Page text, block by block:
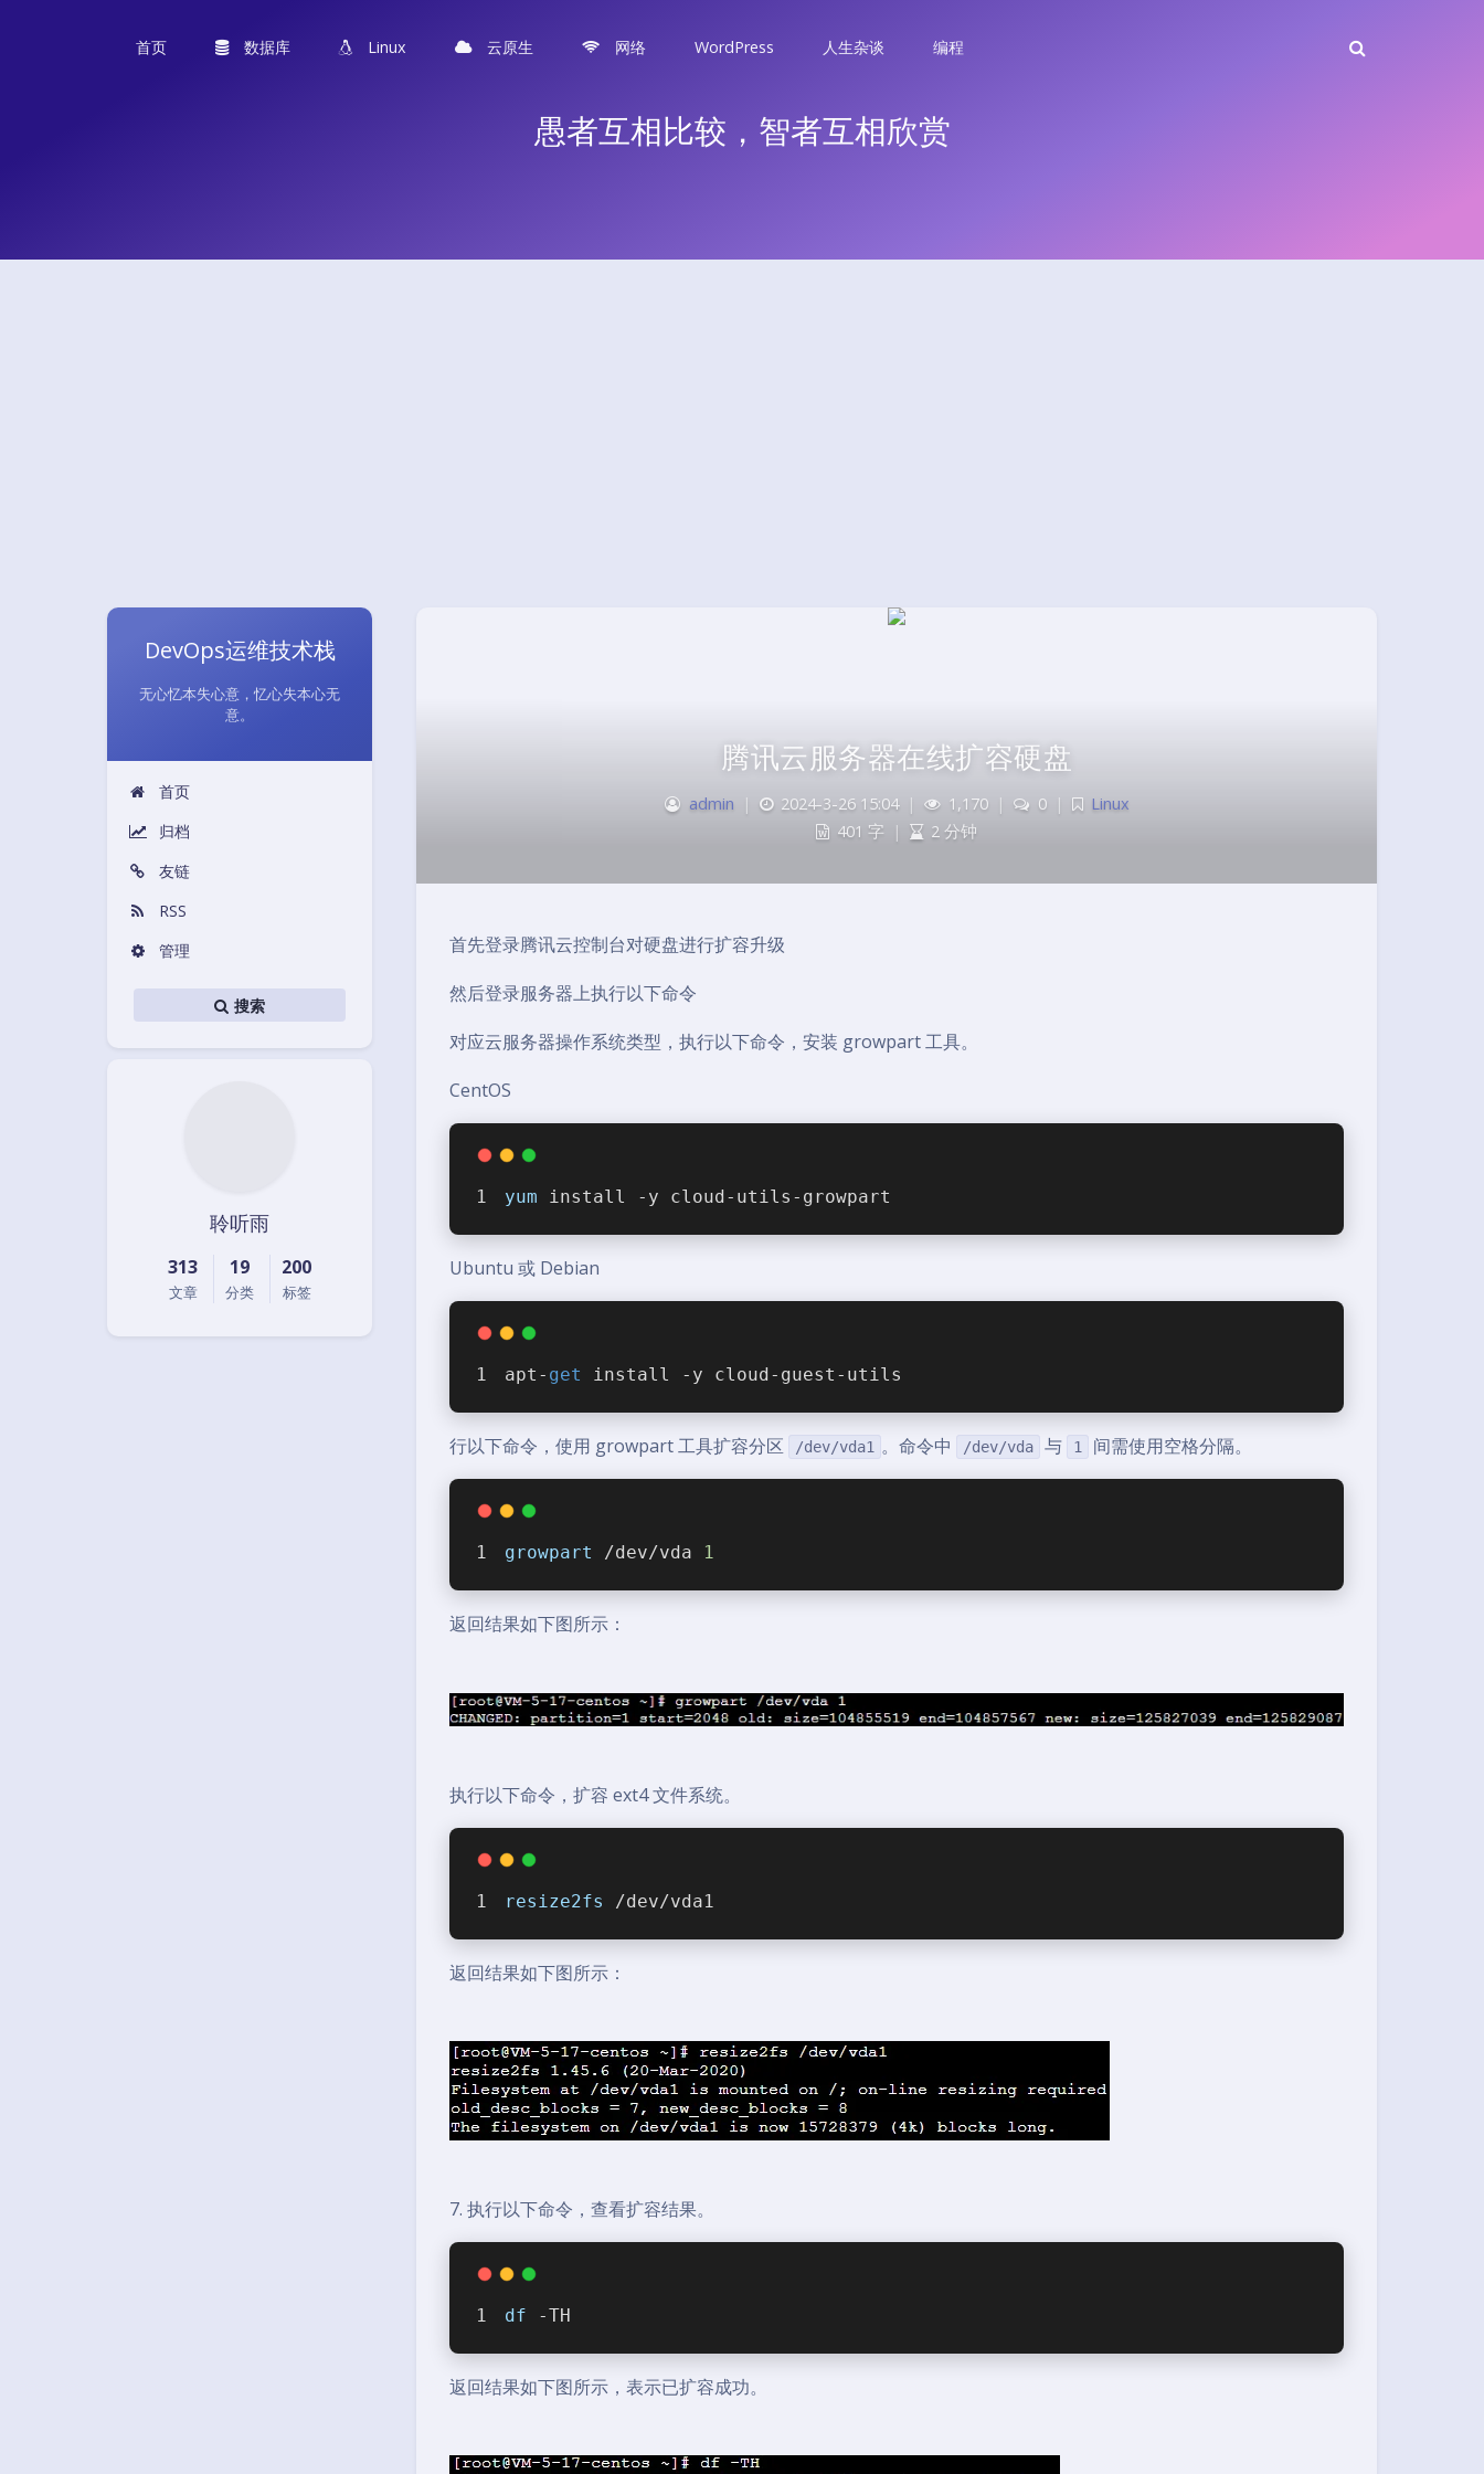
首页 数据库 Linux 云原生 网络 WordPress 人生杂谈 编程
愚者互相比较，智者互相欣赏
DevOps运维技术栈
无心忆本失心意，忆心失本心无
意。
首页
归档
友链
RSS
管理
搜索
聆听雨
313
文章
19
分类
200
标签
腾讯云服务器在线扩容硬盘
admin | 2024-3-26 15:04 | 1,170 | 0 |
Linux
401 字
| 2 分钟
首先登录腾讯云控制台对硬盘进行扩容升级
然后登录服务器上执行以下命令
对应云服务器操作系统类型，执行以下命令，安装 growpart 工具。
CentOS
yum install -y cloud-utils-growpart
Ubuntu 或 Debian
apt- get install -y cloud-guest-utils
行以下命令，使用 growpart 工具扩容分区 /dev/vda1 。命令中 /dev/vda 与 1 间需使用空格分隔。
growpart /dev/vda 1
返回结果如下图所示：
执行以下命令，扩容 ext4 文件系统。
resize2fs /dev/vda1
返回结果如下图所示：
7. 执行以下命令，查看扩容结果。
df -TH
返回结果如下图所示，表示已扩容成功。